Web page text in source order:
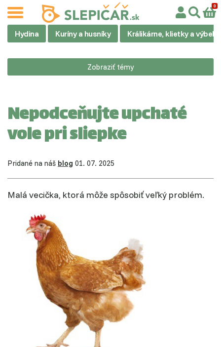
Hydina Kuríny a husníky Králikárne, klietky a výbehy
Zobraziť témy
Nepodceňujte upchaté
vole pri sliepke
Pridané na náš blog 01. 07. 2025
Malá vecička, ktorá môže spôsobiť veľký problém.